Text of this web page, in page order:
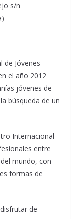
s/n
de Jóvenes
el año 2012
jóvenes de
búsqueda de un
Internacional
entre
mundo, con
formas de
de